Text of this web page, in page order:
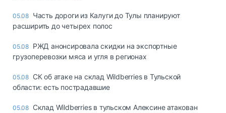
05.08 Часть дороги из Калуги до Тулы планируют
расширить до четырех полос
05.08 РЖД анонсировала скидки на экспортные
грузоперевозки мяса и угля в регионах
05.08 СК об атаке на склад Wildberries в Тульской
области: есть пострадавшие
05.08 Склад Wildberries в тульском Алексине атакован